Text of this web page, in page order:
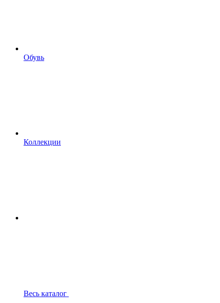
Обувь
Коллекции
Весь каталог